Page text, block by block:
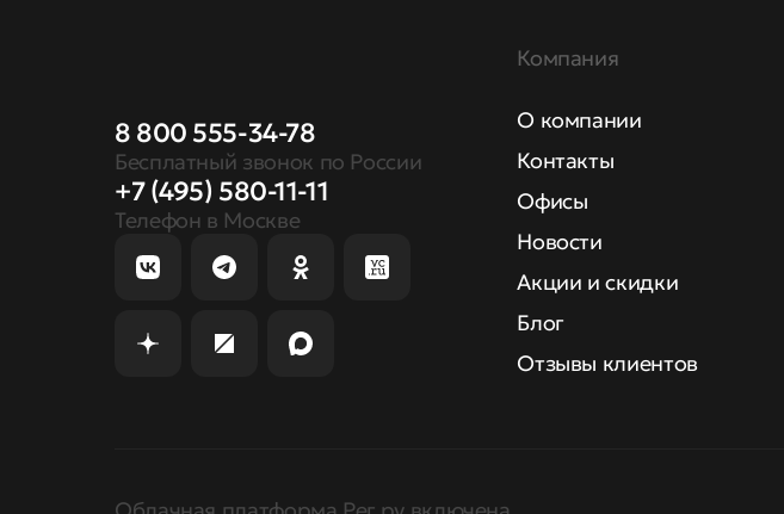
8 800 555-34-78
Бесплатный звонок по России
+7 (495) 580-11-11
Телефон в Москве
Компания
О компании
Контакты
Офисы
Новости
Акции и скидки
Блог
Отзывы клиентов